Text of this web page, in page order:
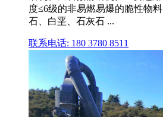
度≤6级的非易燃易爆的脆性物
石、白垩、石灰石 ...
联系电话: 180 3780 8511